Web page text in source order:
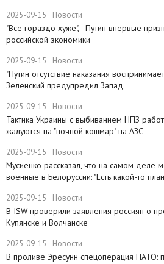
2025-09-15 Новости
"Все гораздо хуже", - Путин впервые
российской экономики
2025-09-15 Новости
​"Путин отсутствие наказания
Зеленский предупредил Запад
2025-09-15 Новости
Тактика Украины с выбиванием НПЗ
жалуются на "ночной кошмар" на АЗС
2025-09-15 Новости
Мусиенко рассказал, что на самом деле
военные в Белоруссии: "Есть какой-то
2025-09-15 Новости
В ISW проверили заявления россиян о
Купянске и Волчанске
2025-09-15 Новости
​В проливе Эресунн спецоперация НАТО: